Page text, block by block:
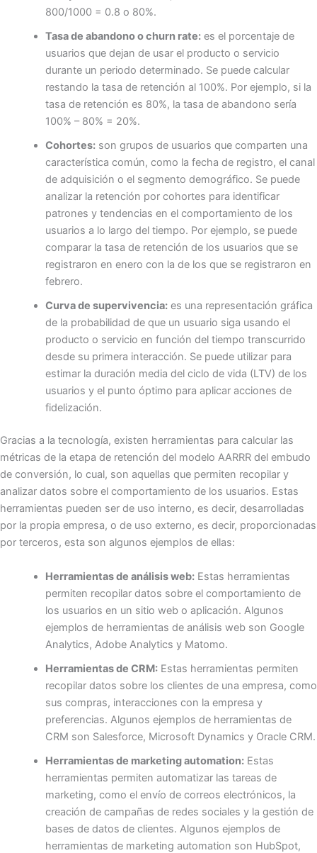
800/1000 = 0.8 o 80%.
Tasa de abandono o churn rate:es el porcentaje de
usuarios que dejan de usar el producto o servicio
durante un periodo determinado. Se puede calcular
restando la tasa de retención al 100%. Por ejemplo, si la
tasa de retención es 80%, la tasa de abandono sería
100% – 80% = 20%.
Cohortes:son grupos de usuarios que comparten una
característica común, como la fecha de registro, el canal
de adquisición o el segmento demográfico. Se puede
analizar la retención por cohortes para identificar
patrones y tendencias en el comportamiento de los
usuarios a lo largo del tiempo. Por ejemplo, se puede
comparar la tasa de retención de los usuarios que se
registraron en enero con la de los que se registraron en
febrero.
Curva de supervivencia:es una representación gráfica
de la probabilidad de que un usuario siga usando el
producto o servicio en función del tiempo transcurrido
desde su primera interacción. Se puede utilizar para
estimar la duración media del ciclo de vida (LTV) de los
usuarios y el punto óptimo para aplicar acciones de
fidelización.
Gracias a la tecnología, existen herramientas para calcular las
métricas de la etapa de retención del modelo AARRR del embudo
de conversión, lo cual, son aquellas que permiten recopilar y
analizar datos sobre el comportamiento de los usuarios. Estas
herramientas pueden ser de uso interno, es decir, desarrolladas
por la propia empresa, o de uso externo, es decir, proporcionadas
por terceros, esta son algunos ejemplos de ellas:
Herramientas de análisis web:Estas herramientas
permiten recopilar datos sobre el comportamiento de
los usuarios en un sitio web o aplicación. Algunos
ejemplos de herramientas de análisis web son Google
Analytics, Adobe Analytics y Matomo.
Herramientas de CRM:Estas herramientas permiten
recopilar datos sobre los clientes de una empresa, como
sus compras, interacciones con la empresa y
preferencias. Algunos ejemplos de herramientas de
CRM son Salesforce, Microsoft Dynamics y Oracle CRM.
Herramientas de marketing automation:Estas
herramientas permiten automatizar las tareas de
marketing, como el envío de correos electrónicos, la
creación de campañas de redes sociales y la gestión de
bases de datos de clientes. Algunos ejemplos de
herramientas de marketing automation son HubSpot,